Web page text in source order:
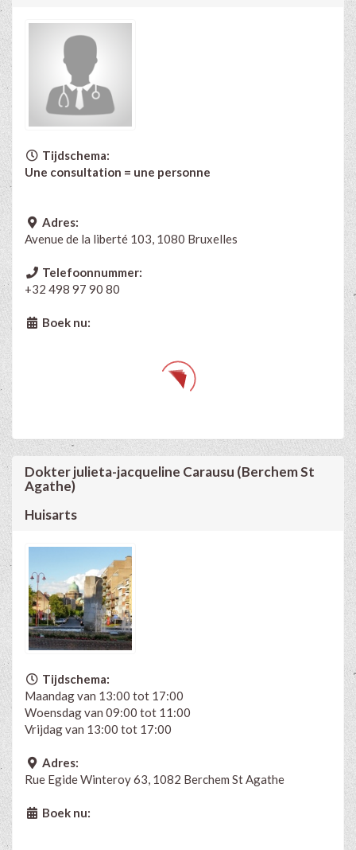
Tijdschema:
Une consultation = une personne
Adres:
Avenue de la liberté 103, 1080 Bruxelles
Telefoonnummer:
+32 498 97 90 80
Boek nu:
Dokter julieta-jacqueline Carausu (Berchem St
Agathe)
Huisarts
Tijdschema:
Maandag van 13:00 tot 17:00
Woensdag van 09:00 tot 11:00
Vrijdag van 13:00 tot 17:00
Adres:
Rue Egide Winteroy 63, 1082 Berchem St Agathe
Boek nu: